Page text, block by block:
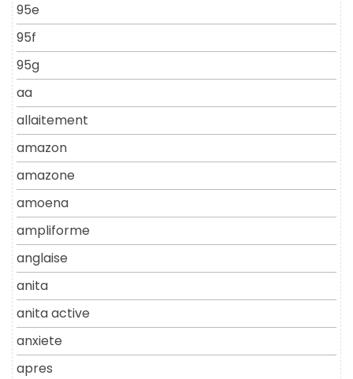
95e
95f
95g
aa
allaitement
amazon
amazone
amoena
ampliforme
anglaise
anita
anita active
anxiete
apres